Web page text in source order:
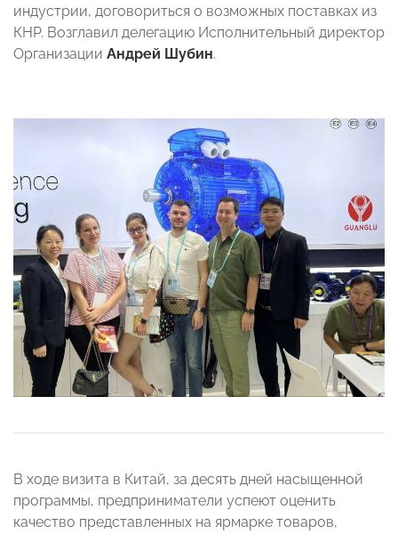
индустрии, договориться о возможных поставках из
КНР. Возглавил делегацию Исполнительный директор
Организации Андрей Шубин.
В ходе визита в Китай, за десять дней насыщенной
программы, предприниматели успеют оценить
качество представленных на ярмарке товаров,